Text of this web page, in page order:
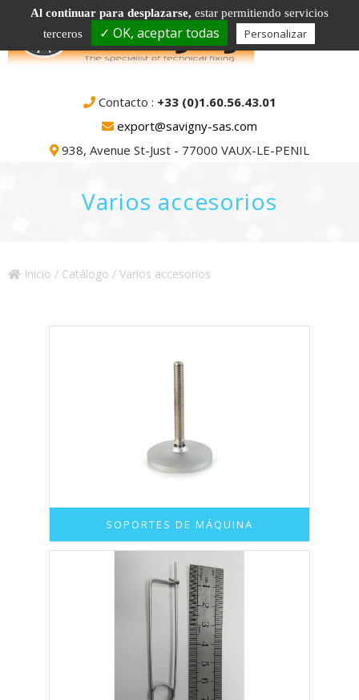
Contacto : +33 (0)1.60.56.43.01
export@savigny-sas.com
938, Avenue St-Just - 77000 VAUX-LE-PENIL
Varios accesorios
Inicio / Catálogo / Varios accesorios
SOPORTES DE MÁQUINA
Al continuar para desplazarse, estar permitiendo servicios
terceros
✓ OK, aceptar todas Personalizar